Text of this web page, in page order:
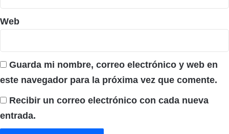
Web
Guarda mi nombre, correo electrónico y web en
este navegador para la próxima vez que comente.
Recibir un correo electrónico con cada nueva
entrada.